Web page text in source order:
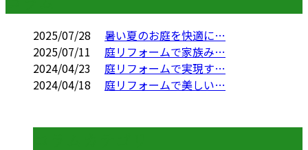
2025/07/28
暑い夏のお庭を快適に…
2025/07/11
庭リフォームで家族み…
2024/04/23
庭リフォームで実現す…
2024/04/18
庭リフォームで美しい…